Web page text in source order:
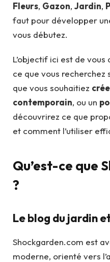
Fleurs, Gazon, Jardin,
faut pour développer
vous débutez.
L’objectif ici est de
ce que vous recherchez
que vous souhaitiez
contemporain, ou un
découvrirez ce que
et comment l’utiliser
Qu’est-ce que
?
Le blog du jardin
Shockgarden.com est
moderne, orienté vers